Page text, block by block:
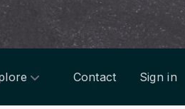
Contact Sign in